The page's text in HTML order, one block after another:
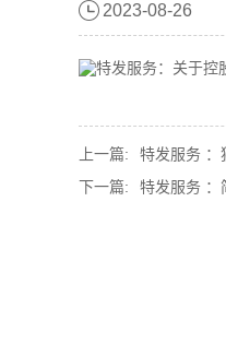
2023-08-26
上一篇:
特发服务 ：
下一篇:
特发服务 ：